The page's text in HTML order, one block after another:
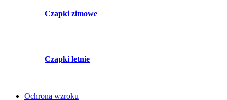
Czapki zimowe
Czapki letnie
Ochrona wzroku